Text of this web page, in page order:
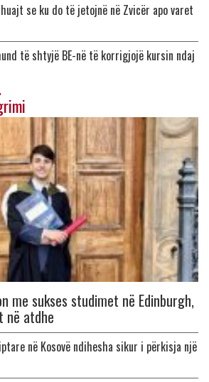
se ku do të jetojnë në Zvicër apo varet
të shtyjë BE-në të korrigjojë kursin ndaj
me sukses studimet në Edinburgh,
në atdhe
në Kosovë ndihesha sikur i përkisja një